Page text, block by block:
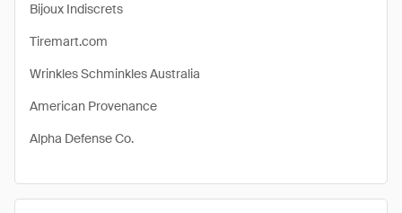
Bijoux Indiscrets
Tiremart.com
Wrinkles Schminkles Australia
American Provenance
Alpha Defense Co.